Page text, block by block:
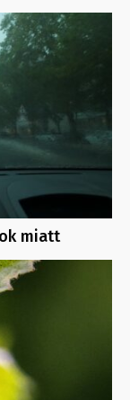
miatt